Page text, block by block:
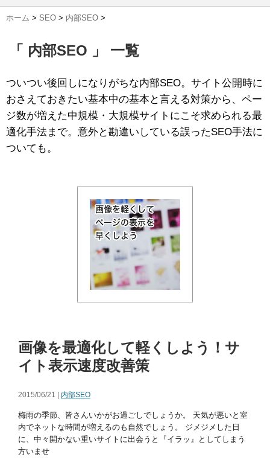
ホーム > SEO > 内部SEO >
「 内部SEO 」 一覧
ついつい後回しになりがちな内部SEO。サイト公開時に
おさえておきたい基本中の基本と言える対策から、ペー
ジ数が増えた中規模・大規模サイトにこそ求められる最
適化手法まで。意外と勘違いしている誤ったSEO手法に
ついても。
画像を最適化して軽くしよう！サ
イト表示速度改善策
2015/06/21 | 内部SEO
梅雨の季節、皆さんいかがお過ごしでしょうか。 天気が悪いと室
内でネットな時間が増えるのも自然でしょう。 ジメジメした日
に、中々開かない重いサイトに出会うと『イラッ』としてしまう
方いませ